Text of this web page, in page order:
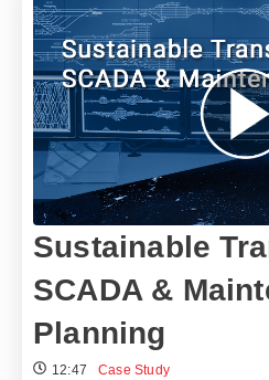
Sustainable
SCADA &
Planning
12:47 Case Study